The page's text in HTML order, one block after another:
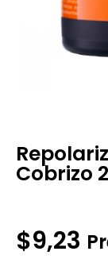
Cobrizo
$9,23